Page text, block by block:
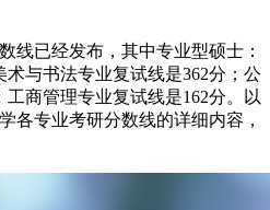
线已经发布，其中专业型硕士：
与书法专业复试线是362分；公
商管理专业复试线是162分。以
各专业考研分数线的详细内容，